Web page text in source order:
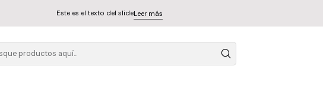
Este es el texto del slideLeer más
Ariana Grande -